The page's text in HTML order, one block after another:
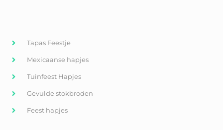
Tapas Feestje
Mexicaanse hapjes
Tuinfeest Hapjes
Gevulde stokbroden
Feest hapjes